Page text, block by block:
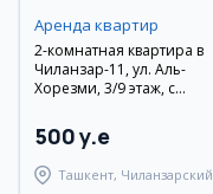
Аренда квартир
2-комнатная квартира в
Чиланзар-11, ул. Аль-
Хорезми, 3/9 этаж, с
500 y.e
Ташкент, Чиланзарский